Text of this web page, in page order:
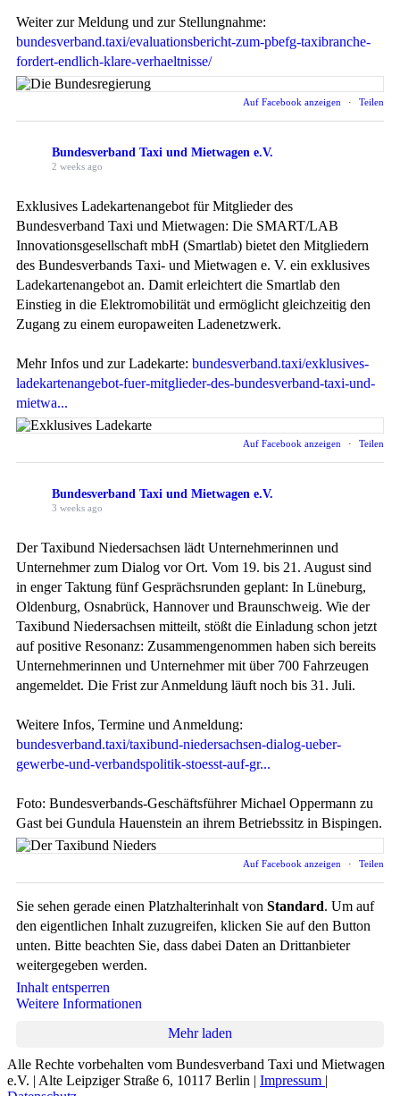
Weiter zur Meldung und zur Stellungnahme:
bundesverband.taxi/evaluationsbericht-zum-pbefg-taxibranche-
fordert-endlich-klare-verhaeltnisse/
Auf Facebook anzeigen · Teilen
Bundesverband Taxi und Mietwagen e.V.
2 weeks ago
Exklusives Ladekartenangebot für Mitglieder des
Bundesverband Taxi und Mietwagen: Die SMART/LAB
Innovationsgesellschaft mbH (Smartlab) bietet den Mitgliedern
des Bundesverbands Taxi- und Mietwagen e. V. ein exklusives
Ladekartenangebot an. Damit erleichtert die Smartlab den
Einstieg in die Elektromobilität und ermöglicht gleichzeitig den
Zugang zu einem europaweiten Ladenetzwerk.
Mehr Infos und zur Ladekarte: bundesverband.taxi/exklusives-
ladekartenangebot-fuer-mitglieder-des-bundesverband-taxi-und-
mietwa...
Auf Facebook anzeigen · Teilen
Bundesverband Taxi und Mietwagen e.V.
3 weeks ago
Der Taxibund Niedersachsen lädt Unternehmerinnen und
Unternehmer zum Dialog vor Ort. Vom 19. bis 21. August sind
in enger Taktung fünf Gesprächsrunden geplant: In Lüneburg,
Oldenburg, Osnabrück, Hannover und Braunschweig. Wie der
Taxibund Niedersachsen mitteilt, stößt die Einladung schon jetzt
auf positive Resonanz: Zusammengenommen haben sich bereits
Unternehmerinnen und Unternehmer mit über 700 Fahrzeugen
angemeldet. Die Frist zur Anmeldung läuft noch bis 31. Juli.
Weitere Infos, Termine und Anmeldung:
bundesverband.taxi/taxibund-niedersachsen-dialog-ueber-
gewerbe-und-verbandspolitik-stoesst-auf-gr...
Foto: Bundesverbands-Geschäftsführer Michael Oppermann zu
Gast bei Gundula Hauenstein an ihrem Betriebssitz in Bispingen.
Auf Facebook anzeigen · Teilen
Sie sehen gerade einen Platzhalterinhalt von Standard. Um auf
den eigentlichen Inhalt zuzugreifen, klicken Sie auf den Button
unten. Bitte beachten Sie, dass dabei Daten an Drittanbieter
weitergegeben werden.
Inhalt entsperren
Weitere Informationen
Mehr laden
Alle Rechte vorbehalten vom Bundesverband Taxi und Mietwagen
e.V. | Alte Leipziger Straße 6, 10117 Berlin | Impressum |